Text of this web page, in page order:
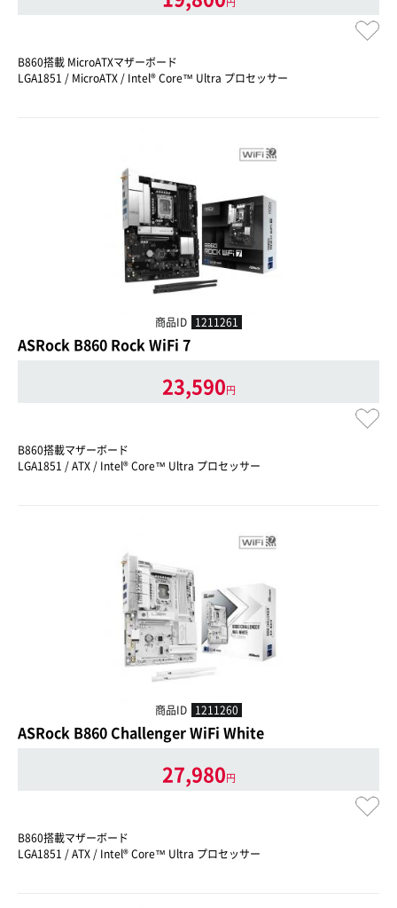
B860搭載 MicroATXマザーボード
LGA1851 / MicroATX / Intel® Core™ Ultra プロセッサー
商品ID 1211261
ASRock B860 Rock WiFi 7
23,590円
B860搭載マザーボード
LGA1851 / ATX / Intel® Core™ Ultra プロセッサー
商品ID 1211260
ASRock B860 Challenger WiFi White
27,980円
B860搭載マザーボード
LGA1851 / ATX / Intel® Core™ Ultra プロセッサー